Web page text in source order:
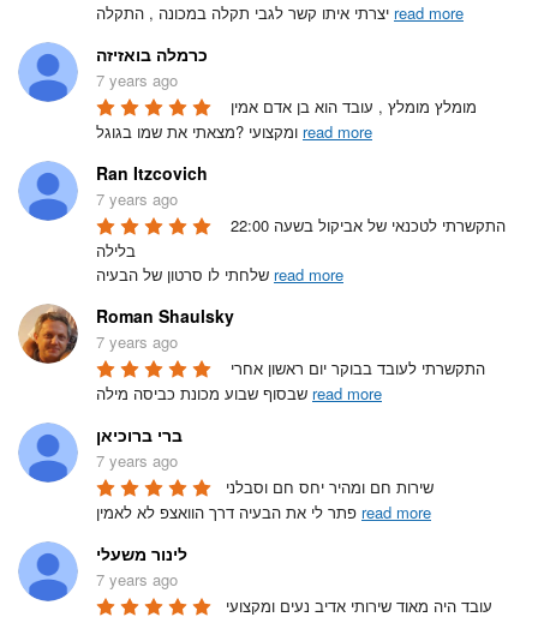
read more
כרמלה בואזיזה
7 years ago
read more
Ran Itzcovich
7 years ago
בלילה
read more
Roman Shaulsky
7 years ago
read more
ברי ברוכיאן
7 years ago
שירות חם ומהיר יחס חם וסבלני
read more
לינור משעלי
7 years ago
עובד היה מאוד שירותי אדיב נעים ומקצועי